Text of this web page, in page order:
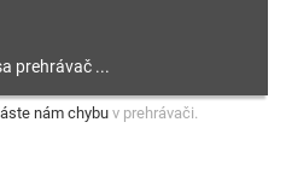
nám chybu v prehrávači.